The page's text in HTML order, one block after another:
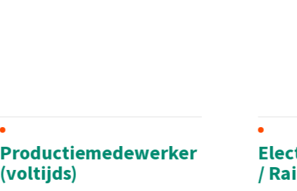
Productiemedewerker
(voltijds)
/